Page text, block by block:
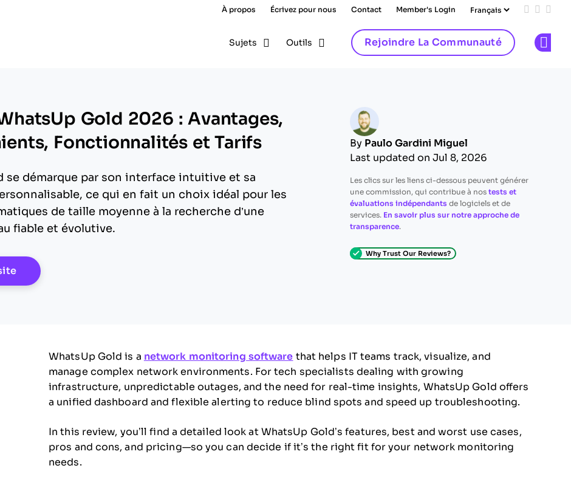
À propos Écrivez pour nous Contact Member's Login Add us
Follow
Sujets Outils Rejoindre La Communauté
Gold 2026 : Avantages,
Fonctionnalités et Tarifs
se démarque par son interface intuitive et sa
ce qui en fait un choix idéal pour les
de taille moyenne à la recherche d’une
fiable et évolutive.
Opens New Window
By Paulo Gardini Miguel
Last updated on Jul 8, 2026
Les clics sur les liens ci-dessous peuvent générer
une commission, qui contribue à nos tests et
évaluations indépendants de logiciels et de
services. En savoir plus sur notre approche de
transparence.
Why Trust Our Reviews?
WhatsUp Gold is a network monitoring software that helps IT teams track, visualize, and
manage complex network environments. For tech specialists dealing with growing
infrastructure, unpredictable outages, and the need for real-time insights, WhatsUp Gold offers
a unified dashboard and flexible alerting to reduce blind spots and speed up troubleshooting.
In this review, you’ll find a detailed look at WhatsUp Gold’s features, best and worst use cases,
pros and cons, and pricing—so you can decide if it’s the right fit for your network monitoring
needs.